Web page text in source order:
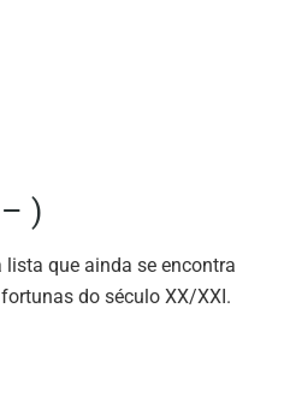
)
que ainda se encontra
do século XX/XXI.